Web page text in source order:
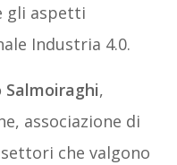
gli aspetti
Industria 4.0.
Salmoiraghi,
associazione di
che valgono